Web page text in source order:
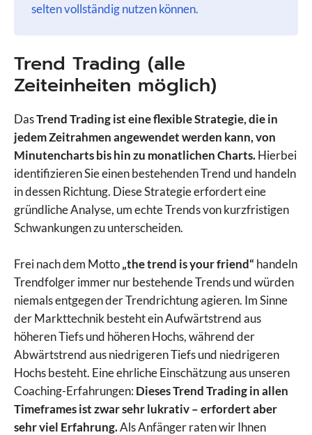
selten vollständig nutzen können.
Trend Trading (alle
Zeiteinheiten möglich)
DasTrend Trading ist eine flexible Strategie, die in
jedem Zeitrahmen angewendet werden kann, von
Minutencharts bis hin zu monatlichen Charts.Hierbei
identifizieren Sie einen bestehenden Trend und handeln
in dessen Richtung. Diese Strategie erfordert eine
gründliche Analyse, um echte Trends von kurzfristigen
Schwankungen zu unterscheiden.
Frei nach dem Motto„the trend is your friend“ handeln
Trendfolger immer nur bestehende Trends und würden
niemals entgegen der Trendrichtung agieren. Im Sinne
der Markttechnik besteht ein Aufwärtstrend aus
höheren Tiefs und höheren Hochs, während der
Abwärtstrend aus niedrigeren Tiefs und niedrigeren
Hochs besteht. Eine ehrliche Einschätzung aus unseren
Coaching-Erfahrungen: Dieses Trend Trading in allen
Timeframes ist zwar sehr lukrativ – erfordert aber
sehr viel Erfahrung.Als Anfänger raten wir Ihnen